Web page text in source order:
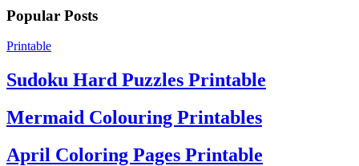
Popular Posts
Printable
Sudoku Hard Puzzles Printable
Mermaid Colouring Printables
April Coloring Pages Printable